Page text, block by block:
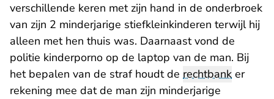
verschillende keren met zijn hand in de onderbroek
van zijn 2 minderjarige stiefkleinkinderen terwijl hij
alleen met hen thuis was. Daarnaast vond de
politie kinderporno op de laptop van de man. Bij
het bepalen van de straf houdt de rechtbank er
rekening mee dat de man zijn minderjarige